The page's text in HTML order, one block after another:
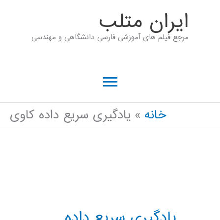
ايران متلب
مرجع فیلم های آموزشی فارسی دانشگاهی و مهندسی
فهرست
اصلی
خانه یادگیری سریع داده کاوی